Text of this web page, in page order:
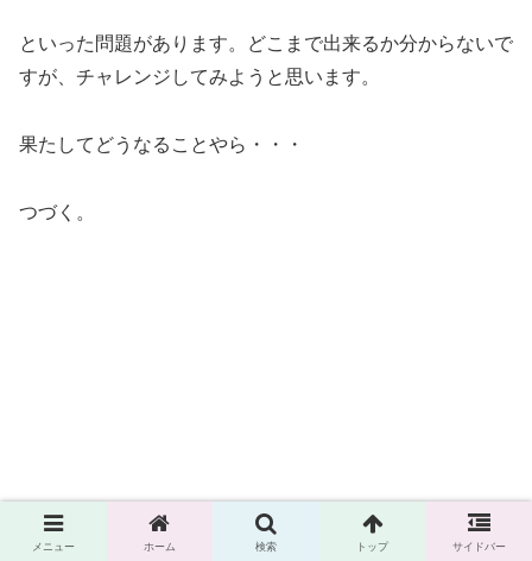
といった問題があります。どこまで出来るか分からないで
すが、チャレンジしてみようと思います。
果たしてどうなることやら・・・
つづく。
メニュー ホーム 検索 トップ サイドバー